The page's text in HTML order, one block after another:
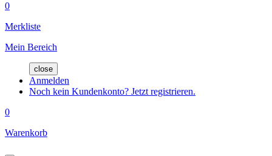
0
Merkliste
Mein Bereich
close
Anmelden
Noch kein Kundenkonto? Jetzt registrieren.
0
Warenkorb